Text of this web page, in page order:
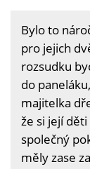
Bylo to
pro jejich
rozsudku
do
majitelka
že si její
společný
měly zase